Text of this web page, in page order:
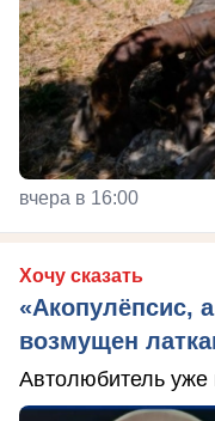
вчера в 16:00
Хочу сказать
«Акопулёпсис,
возмущен
Автолюбитель уже